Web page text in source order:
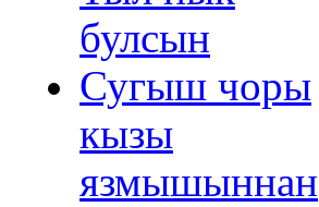
булсын
Сугыш чоры
кызы
язмышыннан